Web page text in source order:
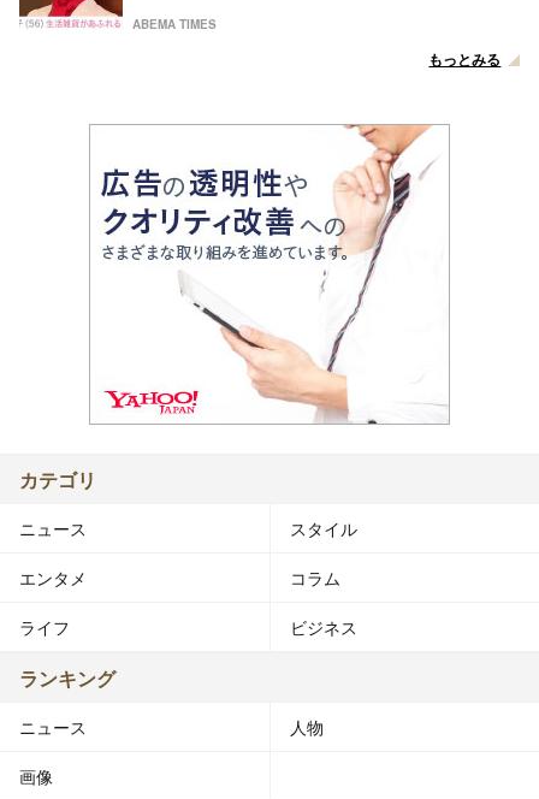
ABEMA TIMES
もっとみる
カテゴリ
ニュース スタイル
エンタメ コラム
ライフ ビジネス
ランキング
ニュース 人物
画像